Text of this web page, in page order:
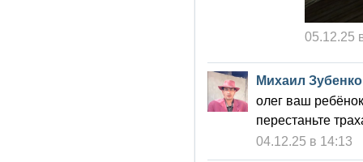
05.12.25
Михаил Зубенко
олег ваш
перестаньте
04.12.25 в 14:13